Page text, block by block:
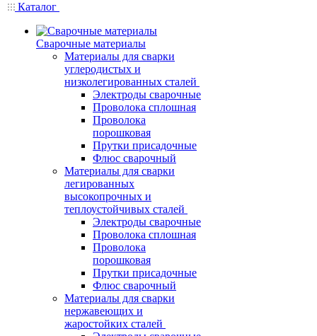
Каталог
Сварочные материалы
Материалы для сварки
углеродистых и
низколегированных сталей
Электроды сварочные
Проволока сплошная
Проволока
порошковая
Прутки присадочные
Флюс сварочный
Материалы для сварки
легированных
высокопрочных и
теплоустойчивых сталей
Электроды сварочные
Проволока сплошная
Проволока
порошковая
Прутки присадочные
Флюс сварочный
Материалы для сварки
нержавеющих и
жаростойких сталей